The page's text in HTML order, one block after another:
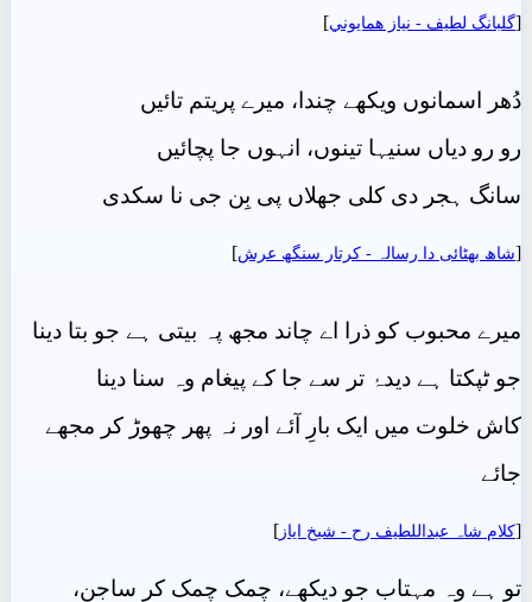
[گلبانگ لطيف - نياز ھمايوني]
دُھر اسمانوں ویکھے چندا، میرے پریتم تائیں
رو رو دیاں سنیہا تینوں، انہوں جا پچائیں
سانگ ہجر دی کلی جھلاں پی بِن جی نا سکدی
[شاھ بهٹائی دا رسالہ - کرتار سنگھ عرش]
میرے محبوب کو ذرا اے چاند مجھ پہ بیتی ہے جو بتا دینا
جو ٹپکتا ہے دیدۂ تر سے جا کے پیغام وہ سنا دینا
کاش خلوت میں ایک بارِ آئے اور نہ پھر چھوڑ کر مجھے
جائے
[کلام شاہ عبداللطیف رح - شيخ اياز ]
تو ہے وہ مہتاب جو دیکھے، چمک چمک کر ساجن،